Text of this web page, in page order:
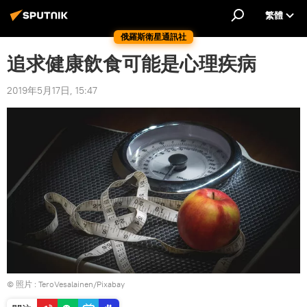
俄羅斯衛星通訊社
繁體
追求健康飲食可能是心理疾病
2019年5月17日, 15:47
© 照片 : TeroVesalainen/Pixabay